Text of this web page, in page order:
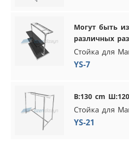
Могут быть
различных
Стойка для
YS-7
В:130 cm
Стойка для
YS-21